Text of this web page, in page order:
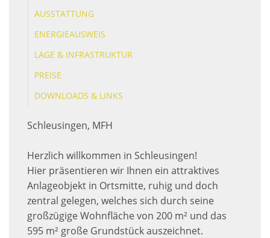
AUSSTATTUNG
ENERGIEAUSWEIS
LAGE & INFRASTRUKTUR
PREISE
DOWNLOADS & LINKS
Schleusingen, MFH
Herzlich willkommen in Schleusingen!
Hier präsentieren wir Ihnen ein attraktives
Anlageobjekt in Ortsmitte, ruhig und doch
zentral gelegen, welches sich durch seine
großzügige Wohnfläche von 200 m² und das
595 m² große Grundstück auszeichnet.